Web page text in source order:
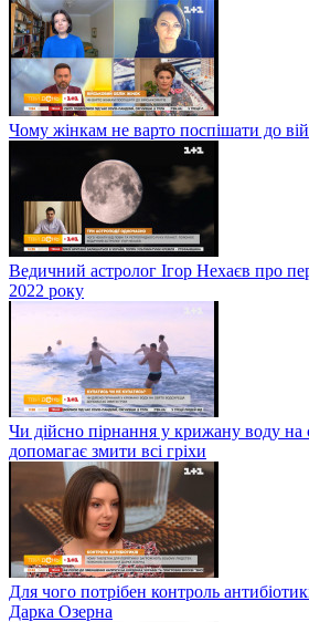
Чому жінкам не варто поспішати до
Ведичний астролог Ігор Нехаєв про
2022 року
Чи дійсно пірнання у крижану воду на
допомагає змити всі гріхи
Для чого потрібен контроль
Дарка Озерна